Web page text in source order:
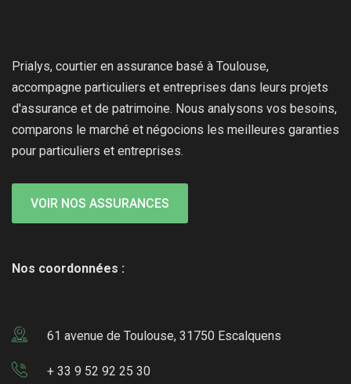
Prialys, courtier en assurance basé à Toulouse,
accompagne particuliers et entreprises dans leurs projets
d'assurance et de patrimoine. Nous analysons vos besoins,
comparons le marché et négocions les meilleures garanties
pour particuliers et entreprises.
VOIR NOS ASSURANCES
Nos coordonnées :
61 avenue de Toulouse, 31750 Escalquens
+ 33 9 52 92 25 30